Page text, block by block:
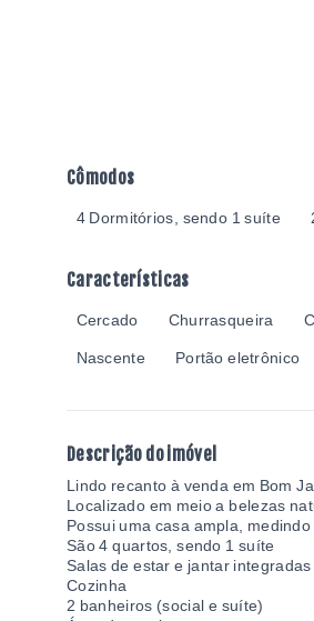
Cômodos
4 Dormitórios, sendo 1 suíte
Características
Cercado Churrasqueira
Nascente Portão eletrônico
Descrição do imóvel
Lindo recanto à venda em Bom
Localizado em meio a belezas
Possui uma casa ampla, medindo
São 4 quartos, sendo 1 suíte
Salas de estar e jantar integradas
Cozinha
2 banheiros (social e suíte)